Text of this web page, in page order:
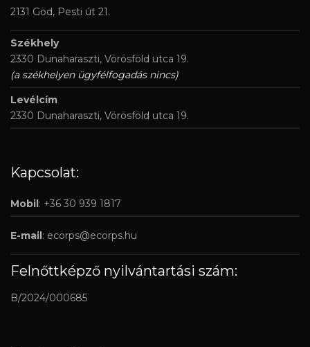
2131 Göd, Pesti út 21.
Székhely
2330 Dunaharaszti, Vörösföld utca 19.
(a székhelyen ügyfélfogadás nincs)
Levélcím
2330 Dunaharaszti, Vörösföld utca 19.
Kapcsolat:
Mobil : +36 30 939 1817
E-mail : ecorps@ecorps.hu
Felnőttképző nyilvántartási szám:
B/2024/000685